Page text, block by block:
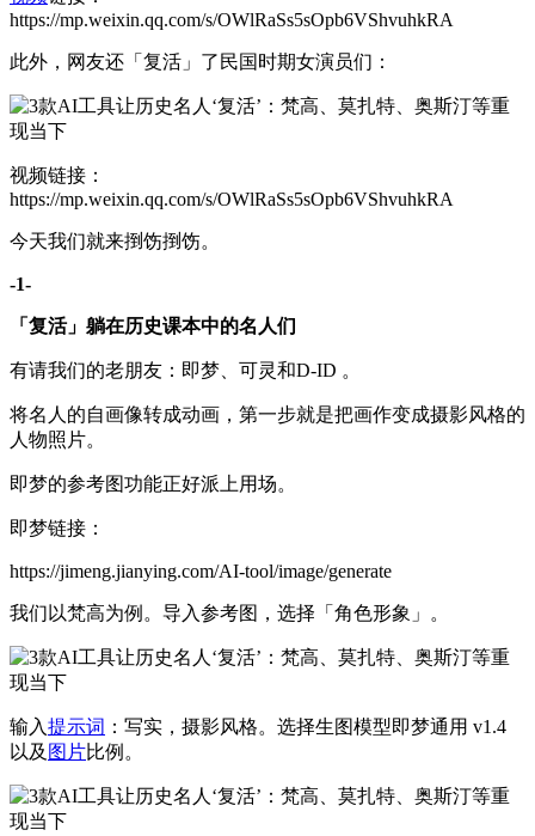
https://mp.weixin.qq.com/s/OWlRaSs5sOpb6VShvuhkRA
此外，网友还「复活」了民国时期女演员们：
视频链接：
https://mp.weixin.qq.com/s/OWlRaSs5sOpb6VShvuhkRA
今天我们就来捯饬捯饬。
-1-
「复活」躺在历史课本中的名人们
有请我们的老朋友：即梦、可灵和D-ID 。
将名人的自画像转成动画，第一步就是把画作变成摄影风格的
人物照片。
即梦的参考图功能正好派上用场。
即梦链接：
https://jimeng.jianying.com/AI-tool/image/generate
我们以梵高为例。导入参考图，选择「角色形象」。
输入提示词 ：写实，摄影风格。选择生图模型即梦通用 v1.4
以及 图片比例。